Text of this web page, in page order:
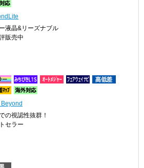
液晶&リーズナブル
販売中
Beyond
の視認性抜群！
セラー